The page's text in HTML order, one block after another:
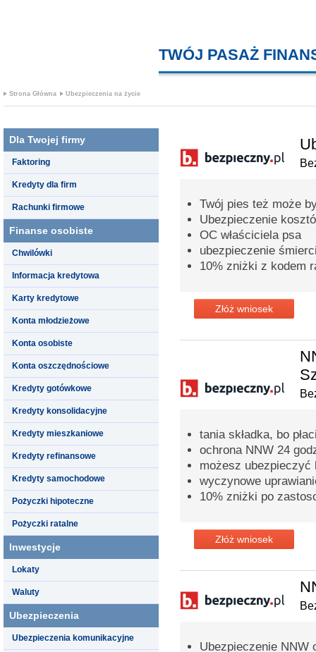
TWÓJ PASAŻ
Strona Główna Ubezpieczenia na życie
Dla Twojej firmy
Faktoring
Kredyty dla firm
Rachunki firmowe
Finanse osobiste
Chwilówki
Informacja kredytowa
Karty kredytowe
Konta młodzieżowe
Konta osobiste
Konta oszczędnościowe
Kredyty gotówkowe
Kredyty konsolidacyjne
Kredyty mieszkaniowe
Kredyty refinansowe
Kredyty samochodowe
Pożyczki hipoteczne
Pożyczki ratalne
Inwestycje
Lokaty
Waluty
Ubezpieczenia
Ubezpieczenia komunikacyjne
Twój pies też może
Ubezpieczenie
OC właściciela psa
ubezpieczenie
10% zniżki z kodem
Złóż wniosek
tania składka, bo
ochrona NNW 24
możesz ubezpieczyć
wyczynowe
10% zniżki po
Złóż wniosek
Ubezpieczenie NNW